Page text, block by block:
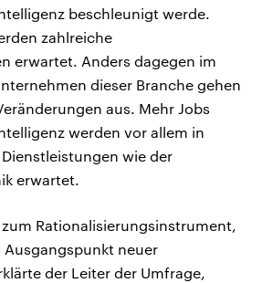
beschleunigt werde.
zahlreiche
erwartet. Anders dagegen im
dieser Branche gehen
aus. Mehr Jobs
werden vor allem in
wie der
erwartet.
Rationalisierungsinstrument,
neuer
der Leiter der Umfrage,